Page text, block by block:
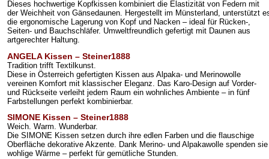
Dieses hochwertige Kopfkissen kombiniert die Elastizität von Federn mit
der Weichheit von Gänsedaunen. Hergestellt im Münsterland, unterstützt
die ergonomische Lagerung von Kopf und Nacken – ideal für Rücken-,
Seiten- und Bauchschläfer. Umweltfreundlich gefertigt mit Daunen aus
artgerechter Haltung.
ANGELA Kissen – Steiner1888
Tradition trifft Textilkunst.
Diese in Österreich gefertigten Kissen aus Alpaka- und Merinowolle
vereinen Komfort mit klassischer Eleganz. Das Karo-Design auf Vorder-
und Rückseite verleiht jedem Raum ein wohnliches Ambiente – in fünf
Farbstellungen perfekt kombinierbar.
SIMONE Kissen – Steiner1888
Weich. Warm. Wunderbar.
Die SIMONE Kissen setzen durch ihre edlen Farben und die flauschige
Oberfläche dekorative Akzente. Dank Merino- und Alpakawolle spenden sie
wohlige Wärme – perfekt für gemütliche Stunden.